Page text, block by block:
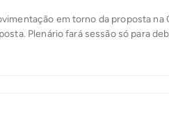
em torno da proposta
Plenário fará sessão só para